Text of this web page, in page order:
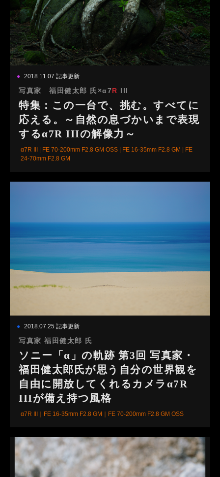
2018.11.07 記事更新
写真家 福田健太郎 氏×α7R III
特集：この一台で、挑む。すべてに
応える。～自然の息づかいまで表現
するα7R IIIの解像力～
α7R III | FE 70-200mm F2.8 GM OSS | FE 16-35mm F2.8 GM | FE
24-70mm F2.8 GM
2018.07.25 記事更新
写真家 福田健太郎 氏
ソニー「α」の軌跡 第3回 写真家・
福田健太郎氏が思う自分の世界観を
自由に開放してくれるカメラα7R
IIIが備え持つ風格
α7R III｜FE 16-35mm F2.8 GM｜FE 70-200mm F2.8 GM OSS